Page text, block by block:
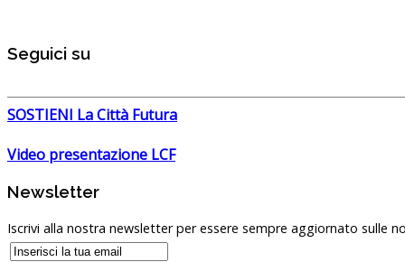
Seguici su
SOSTIENI La Città Futura
Video presentazione LCF
Newsletter
Iscrivi alla nostra newsletter per essere sempre aggiornato sulle